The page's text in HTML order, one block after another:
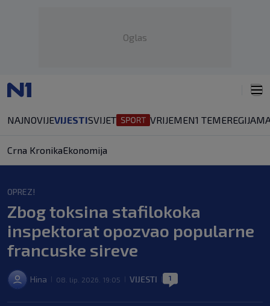
Oglas
NAJNOVIJEVIJESTISVIJET VRIJEMEN1 TEMEREGIJA
Crna KronikaEkonomija
OPREZ!
Zbog toksina stafilokoka
inspektorat opozvao popularne
francuske sireve
Hina 08. lip. 2026. 19:05 VIJESTI 1